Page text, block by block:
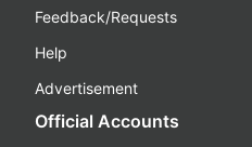
Feedback/Requests
Help
Advertisement
Official Accounts